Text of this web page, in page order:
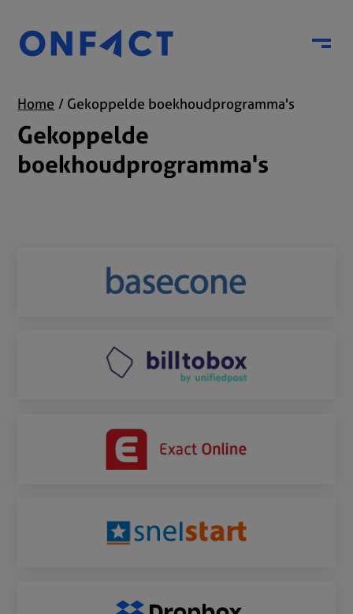
Menu
Home Gekoppelde boekhoudprogramma's
Gekoppelde
boekhoudprogramma's